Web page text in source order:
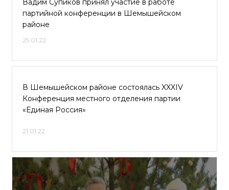
Вадим Супиков принял участие в работе
партийной конференции в Шемышейском
районе
25.01.22
В Шемышейском районе состоялась XXXIV
Конференция местного отделения партии
«Единая Россия»
21.01.22